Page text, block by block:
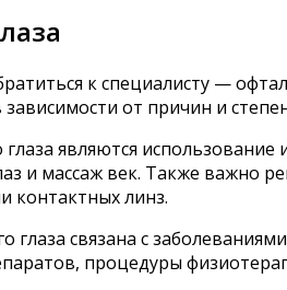
к специалисту —
от причин и
являются использование
и массаж век. Также
контактных линз.
глаза связана с
процедуры